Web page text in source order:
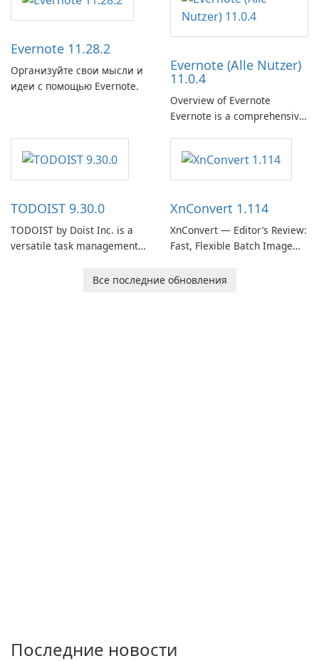
term support channel of the
Thunderbird desktop email
client designed for
need predictable …
Evernote 11.28.2
Организуйте свои мысли и
идеи с помощью Evernote.
Evernote (Alle Nutzer)
11.0.4
Overview of Evernote
Evernote is a comprehensive
users capture, organize, and
access information across
TODOIST 9.30.0
TODOIST by Doist Inc. is a
versatile task management
individuals and teams
XnConvert 1.114
XnConvert — Editor’s Review:
Fast, Flexible Batch Image
macOS and Linux XnConvert
Все последние обновления
Последние новости